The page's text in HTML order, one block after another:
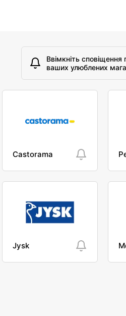
Ввімкніть сповіщення
ваших улюблених
Castorama
Jysk